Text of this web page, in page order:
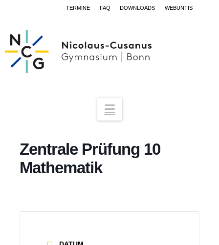
TERMINE FAQ DOWNLOADS WEBUNTIS
Navigation
Zentrale Prüfung 10
Mathematik